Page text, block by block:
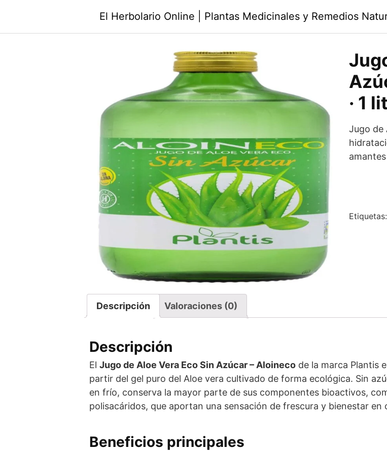
El Herbolario Online | Plantas Medicinales y Remedios
· 1
Jugo de
Etiquetas:
Descripción Valoraciones (0)
Descripción
El Jugo de Aloe Vera Eco Sin Azúcar – Aloineco de la marca Plantis
partir del gel puro del Aloe vera cultivado de forma ecológica. Sin
en frío, conserva la mayor parte de sus componentes bioactivos,
polisacáridos, que aportan una sensación de frescura y bienestar en
Beneficios principales